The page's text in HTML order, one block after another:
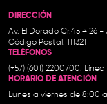
DIRECCIÓN
Av. El Dorado Cr.45 # 26
Código Postal: 111321
TELÉFONOS
(+57) (601) 2200700.
HORARIO DE ATENCIÓN
Lunes a viernes de 8:00